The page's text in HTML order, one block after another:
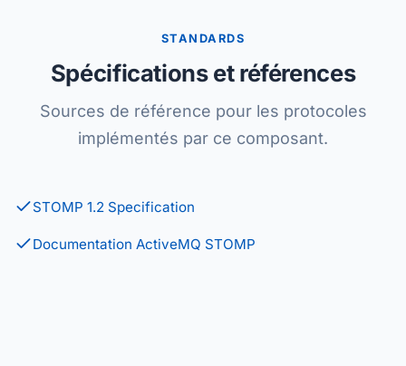
STANDARDS
Spécifications et références
Sources de référence pour les protocoles
implémentés par ce composant.
STOMP 1.2 Specification
Documentation ActiveMQ STOMP